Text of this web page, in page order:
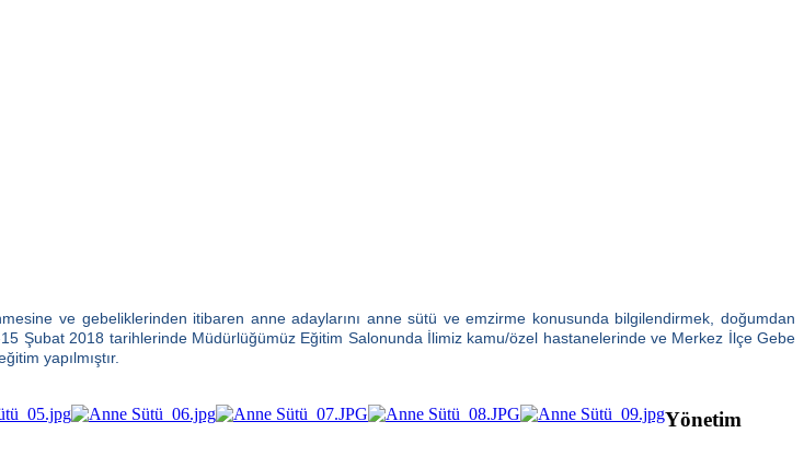
ve gebeliklerinden itibaren anne adaylarını anne sütü ve emzirme konusunda bilgilendirmek, doğumdan
Şubat 2018 tarihlerinde Müdürlüğümüz Eğitim Salonunda İlimiz kamu/özel hastanelerinde ve Merkez İlçe Gebe
yapılmıştır.
Yönetim